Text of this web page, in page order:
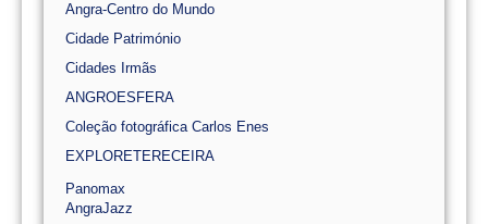
Angra-Centro do Mundo
Cidade Património
Cidades Irmãs
ANGROESFERA
Coleção fotográfica Carlos Enes
EXPLORETERECEIRA
Panomax
AngraJazz